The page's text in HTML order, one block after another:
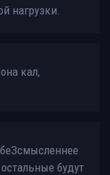
нагрузки.
кал,
будут